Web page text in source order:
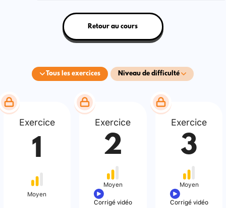
Tous les exercices Niveau de difficulté
Retour au cours
Exercice
1
Moyen
Exercice
2
Moyen
Corrigé vidéo
Exercice
3
Moyen
Corrigé vidéo